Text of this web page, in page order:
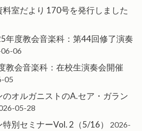
料室だより 170号を発行しました
年度教会音楽科：第44回修了演奏
06
教会音楽科：在校生演奏会開催
05
のオルガニストのA.セア・ガラン
05-28
特別セミナーVol. 2（5/16）
2026-